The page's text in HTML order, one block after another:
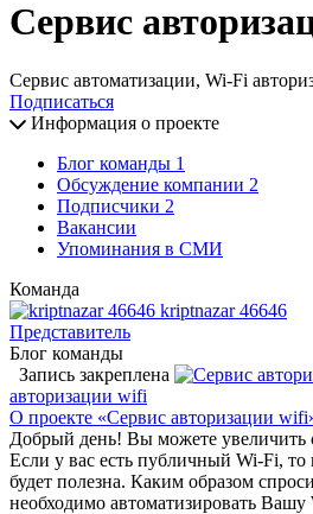
Сервис
Сервис автоматизации, Wi-Fi
Подписаться
Информация о проекте
Блог команды 1
Обсуждение компании 2
Подписчики 2
Вакансии
Упоминания в СМИ
Команда
kriptnazar 46646
Представитель
Блог команды
Запись закреплена
авторизации wifi
О проекте «Сервис авторизации
Добрый день! Вы можете увеличить
Если у вас есть публичный Wi-Fi, то
будет полезна. Каким образом
необходимо автоматизировать